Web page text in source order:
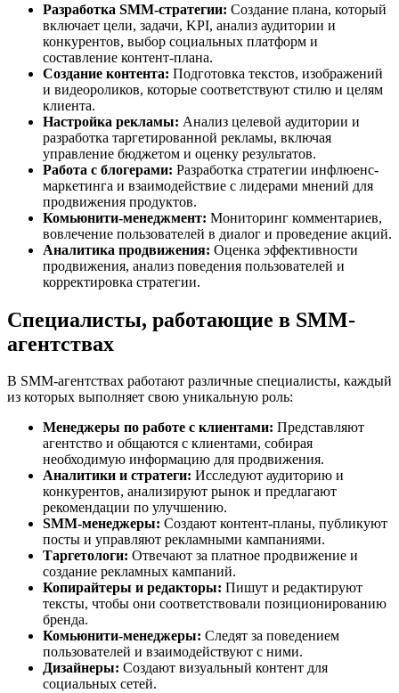
Разработка SMM-стратегии: Создание плана, который
включает цели, задачи, KPI, анализ аудитории и
конкурентов, выбор социальных платформ и
составление контент-плана.
Создание контента: Подготовка текстов, изображений
и видеороликов, которые соответствуют стилю и целям
клиента.
Настройка рекламы: Анализ целевой аудитории и
разработка таргетированной рекламы, включая
управление бюджетом и оценку результатов.
Работа с блогерами: Разработка стратегии инфлюенс-
маркетинга и взаимодействие с лидерами мнений для
продвижения продуктов.
Комьюнити-менеджмент: Мониторинг комментариев,
вовлечение пользователей в диалог и проведение акций.
Аналитика продвижения: Оценка эффективности
продвижения, анализ поведения пользователей и
корректировка стратегии.
Специалисты, работающие в SMM-
агентствах
В SMM-агентствах работают различные специалисты, каждый
из которых выполняет свою уникальную роль:
Менеджеры по работе с клиентами: Представляют
агентство и общаются с клиентами, собирая
необходимую информацию для продвижения.
Аналитики и стратеги: Исследуют аудиторию и
конкурентов, анализируют рынок и предлагают
рекомендации по улучшению.
SMM-менеджеры: Создают контент-планы, публикуют
посты и управляют рекламными кампаниями.
Таргетологи: Отвечают за платное продвижение и
создание рекламных кампаний.
Копирайтеры и редакторы: Пишут и редактируют
тексты, чтобы они соответствовали позиционированию
бренда.
Комьюнити-менеджеры: Следят за поведением
пользователей и взаимодействуют с ними.
Дизайнеры: Создают визуальный контент для
социальных сетей.